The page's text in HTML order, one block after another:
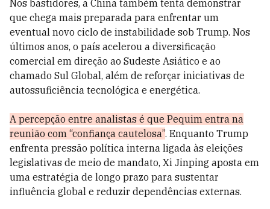
Nos bastidores, a China também tenta demonstrar
que chega mais preparada para enfrentar um
eventual novo ciclo de instabilidade sob Trump. Nos
últimos anos, o país acelerou a diversificação
comercial em direção ao Sudeste Asiático e ao
chamado Sul Global, além de reforçar iniciativas de
autossuficiência tecnológica e energética.
A percepção entre analistas é que Pequim entra na
reunião com “confiança cautelosa”. Enquanto Trump
enfrenta pressão política interna ligada às eleições
legislativas de meio de mandato, Xi Jinping aposta em
uma estratégia de longo prazo para sustentar
influência global e reduzir dependências externas.